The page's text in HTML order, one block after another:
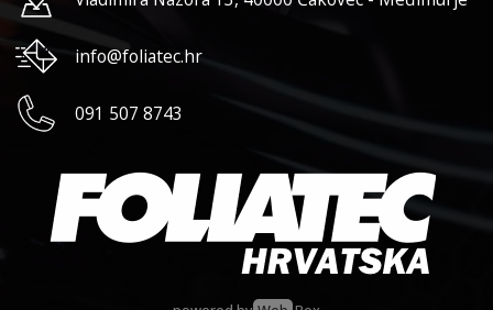
info@foliatec.hr
091 507 8743